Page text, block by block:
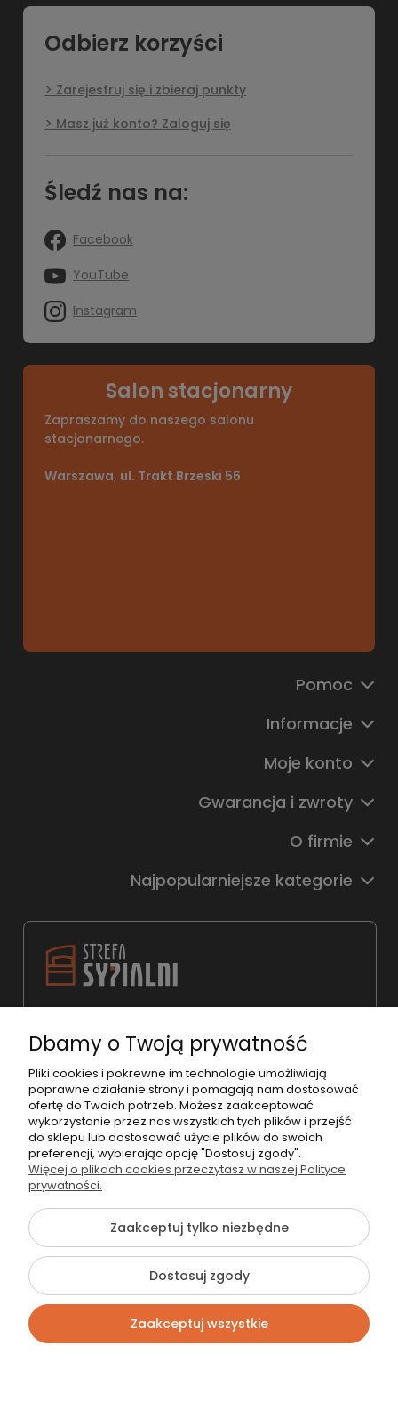
Odbierz korzyści
Zarejestruj się i zbieraj punkty
Masz już konto? Zaloguj się
Śledź nas na:
Facebook
YouTube
Instagram
Salon stacjonarny
Zapraszamy do naszego salonu
stacjonarnego.
Warszawa, ul. Trakt Brzeski 56
Pomoc
Informacje
Moje konto
Gwarancja i zwroty
O firmie
Najpopularniejsze kategorie
shop@strefasypialni.pl
Pon. - Pt. 11:00 - 19:00
Sob.
10:00 - 15:00
Szablon Flex byEcommercy
Pokaż pełną wersję strony
Sklep internetowy Shoper Premium
Dbamy o Twoją prywatność
Pliki cookies i pokrewne im technologie umożliwiają
poprawne działanie strony i pomagają nam dostosować
ofertę do Twoich potrzeb. Możesz zaakceptować
wykorzystanie przez nas wszystkich tych plików i przejść
do sklepu lub dostosować użycie plików do swoich
preferencji, wybierając opcję "Dostosuj zgody".
Więcej o plikach cookies przeczytasz w naszej Polityce
prywatności.
Zaakceptuj tylko niezbędne
Dostosuj zgody
Zaakceptuj wszystkie